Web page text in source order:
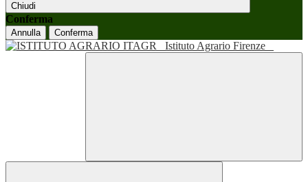
Chiudi
Conferma
Annulla Conferma
Istituto Agrario Firenze